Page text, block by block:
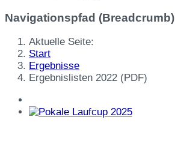
Navigationspfad (Breadcrumb)
Aktuelle Seite:
Start
Ergebnisse
Ergebnislisten 2022 (PDF)